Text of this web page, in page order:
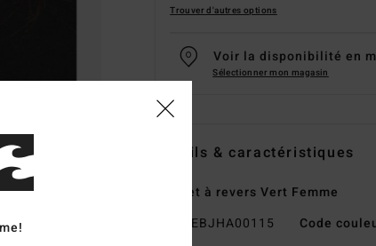
Trouver d'autres options
Voir la disponibilité en
Sélectionner mon magasin
Details & caractéristiques
Bonnet à revers Vert Femme
EBJHA00115 Code